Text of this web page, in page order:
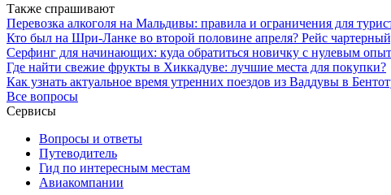
Также спрашивают
Перевозка алкоголя на Мальдивы: правила и ограничения для
Кто был на Шри-Ланке во второй половине апреля? Рейс
Серфинг для начинающих: куда обратиться новичку с нулевым
Где найти свежие фрукты в Хиккадуве: лучшие места для покупки?
Как узнать актуальное время утренних поездов из Ваддувы в
Все вопросы
Сервисы
Вопросы и ответы
Путеводитель
Гид по интересным местам
Авиакомпании